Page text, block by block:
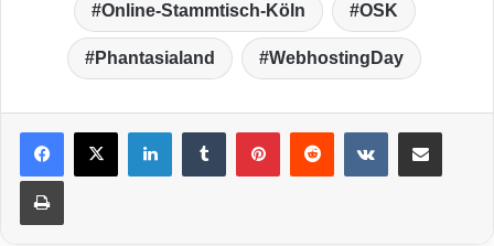
Online-Stammtisch-Köln OSK
Phantasialand WebhostingDay
LinkedIn VKontakte
Drucken